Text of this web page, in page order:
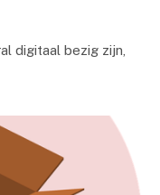
digitaal bezig zijn,